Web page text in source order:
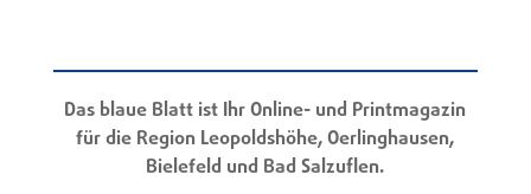
Das blaue Blatt ist Ihr Online- und Printmagazin
für die Region Leopoldshöhe, Oerlinghausen,
Bielefeld und Bad Salzuflen.